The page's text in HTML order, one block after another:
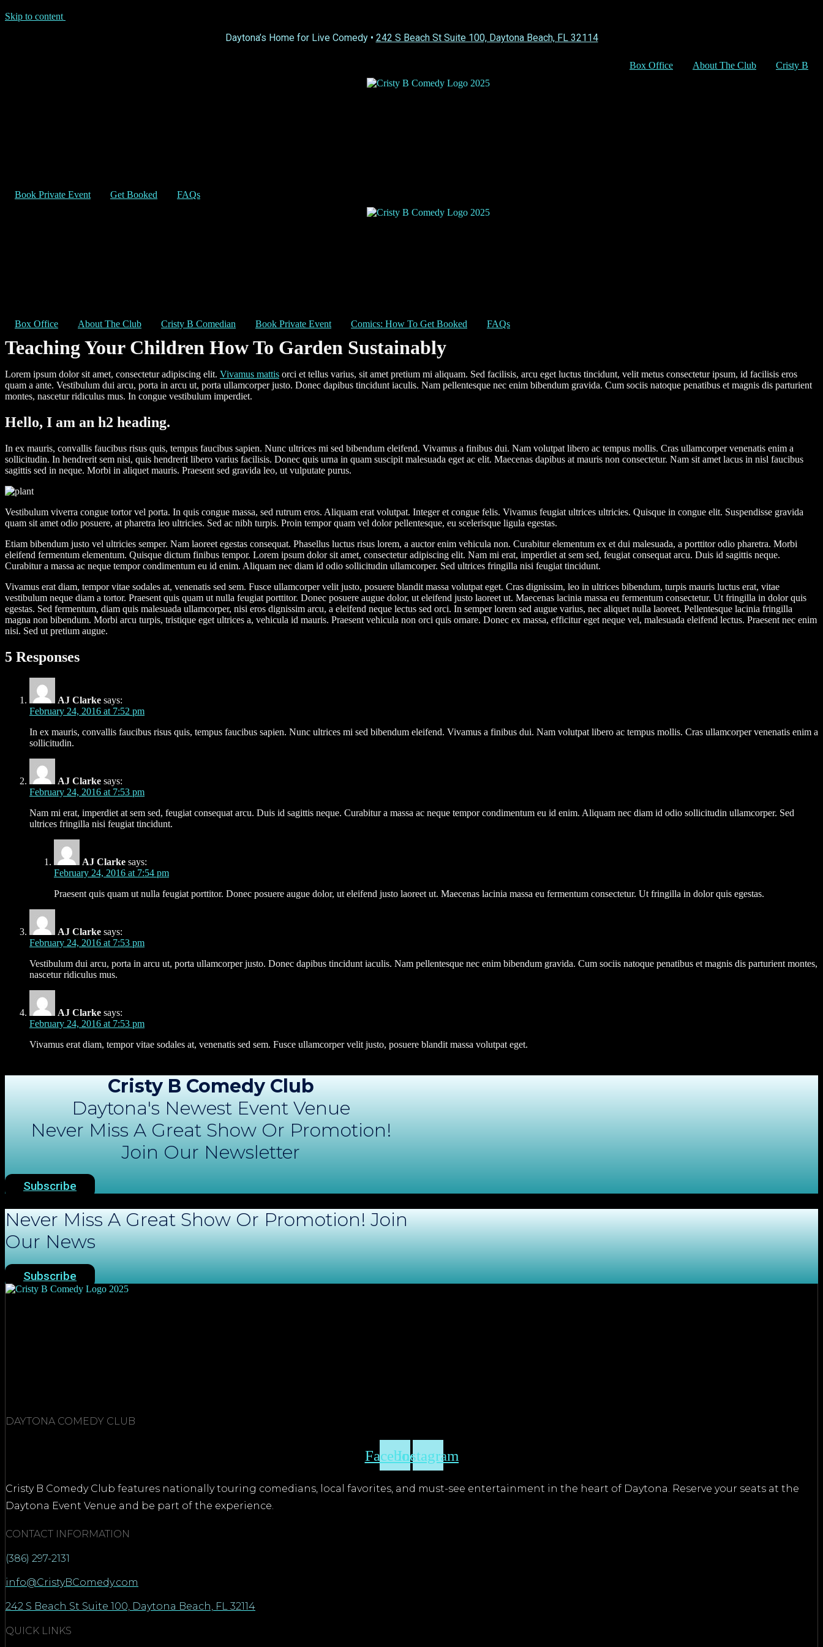
Skip to content
Daytona’s Home for Live Comedy • 242 S Beach St Suite 100, Daytona Beach, FL 32114
Box Office About The Club Cristy B
Book Private Event Get Booked FAQs
Box Office About The Club Cristy B Comedian Book Private Event Comics: How To Get Booked FAQs
Teaching Your Children How To Garden Sustainably
Lorem ipsum dolor sit amet, consectetur adipiscing elit. Vivamus mattis orci et tellus varius, sit amet pretium mi aliquam. Sed facilisis, arcu eget luctus tincidunt, velit metus consectetur ipsum, id facilisis eros
quam a ante. Vestibulum dui arcu, porta in arcu ut, porta ullamcorper justo. Donec dapibus tincidunt iaculis. Nam pellentesque nec enim bibendum gravida. Cum sociis natoque penatibus et magnis dis parturient
montes, nascetur ridiculus mus. In congue vestibulum imperdiet.
Hello, I am an h2 heading.
In ex mauris, convallis faucibus risus quis, tempus faucibus sapien. Nunc ultrices mi sed bibendum eleifend. Vivamus a finibus dui. Nam volutpat libero ac tempus mollis. Cras ullamcorper venenatis enim a
sollicitudin. In hendrerit sem nisi, quis hendrerit libero varius facilisis. Donec quis urna in quam suscipit malesuada eget ac elit. Maecenas dapibus at mauris non consectetur. Nam sit amet lacus in nisl faucibus
sagittis sed in neque. Morbi in aliquet mauris. Praesent sed gravida leo, ut vulputate purus.
Vestibulum viverra congue tortor vel porta. In quis congue massa, sed rutrum eros. Aliquam erat volutpat. Integer et congue felis. Vivamus feugiat ultrices ultricies. Quisque in congue elit. Suspendisse gravida
quam sit amet odio posuere, at pharetra leo ultricies. Sed ac nibh turpis. Proin tempor quam vel dolor pellentesque, eu scelerisque ligula egestas.
Etiam bibendum justo vel ultricies semper. Nam laoreet egestas consequat. Phasellus luctus risus lorem, a auctor enim vehicula non. Curabitur elementum ex et dui malesuada, a porttitor odio pharetra. Morbi
eleifend fermentum elementum. Quisque dictum finibus tempor. Lorem ipsum dolor sit amet, consectetur adipiscing elit. Nam mi erat, imperdiet at sem sed, feugiat consequat arcu. Duis id sagittis neque.
Curabitur a massa ac neque tempor condimentum eu id enim. Aliquam nec diam id odio sollicitudin ullamcorper. Sed ultrices fringilla nisi feugiat tincidunt.
Vivamus erat diam, tempor vitae sodales at, venenatis sed sem. Fusce ullamcorper velit justo, posuere blandit massa volutpat eget. Cras dignissim, leo in ultrices bibendum, turpis mauris luctus erat, vitae
vestibulum neque diam a tortor. Praesent quis quam ut nulla feugiat porttitor. Donec posuere augue dolor, ut eleifend justo laoreet ut. Maecenas lacinia massa eu fermentum consectetur. Ut fringilla in dolor quis
egestas. Sed fermentum, diam quis malesuada ullamcorper, nisi eros dignissim arcu, a eleifend neque lectus sed orci. In semper lorem sed augue varius, nec aliquet nulla laoreet. Pellentesque lacinia fringilla
magna non bibendum. Morbi arcu turpis, tristique eget ultrices a, vehicula id mauris. Praesent vehicula non orci quis ornare. Donec ex massa, efficitur eget neque vel, malesuada eleifend lectus. Praesent nec enim
nisi. Sed ut pretium augue.
5 Responses
AJ Clarke says:
February 24, 2016 at 7:52 pm
In ex mauris, convallis faucibus risus quis, tempus faucibus sapien. Nunc ultrices mi sed bibendum eleifend. Vivamus a finibus dui. Nam volutpat libero ac tempus mollis. Cras ullamcorper venenatis enim a
sollicitudin.
AJ Clarke says:
February 24, 2016 at 7:53 pm
Nam mi erat, imperdiet at sem sed, feugiat consequat arcu. Duis id sagittis neque. Curabitur a massa ac neque tempor condimentum eu id enim. Aliquam nec diam id odio sollicitudin ullamcorper. Sed
ultrices fringilla nisi feugiat tincidunt.
AJ Clarke says:
February 24, 2016 at 7:54 pm
Praesent quis quam ut nulla feugiat porttitor. Donec posuere augue dolor, ut eleifend justo laoreet ut. Maecenas lacinia massa eu fermentum consectetur. Ut fringilla in dolor quis egestas.
AJ Clarke says:
February 24, 2016 at 7:53 pm
Vestibulum dui arcu, porta in arcu ut, porta ullamcorper justo. Donec dapibus tincidunt iaculis. Nam pellentesque nec enim bibendum gravida. Cum sociis natoque penatibus et magnis dis parturient montes,
nascetur ridiculus mus.
AJ Clarke says:
February 24, 2016 at 7:53 pm
Vivamus erat diam, tempor vitae sodales at, venenatis sed sem. Fusce ullamcorper velit justo, posuere blandit massa volutpat eget.
Cristy B Comedy Club
Daytona's Newest Event Venue
Never Miss A Great Show Or Promotion!
Join Our Newsletter
Subscribe
Never Miss A Great Show Or Promotion! Join
Our News
Subscribe
DAYTONA COMEDY CLUB
FacebookInstagram
Cristy B Comedy Club features nationally touring comedians, local favorites, and must-see entertainment in the heart of Daytona. Reserve your seats at the
Daytona Event Venue and be part of the experience.
CONTACT INFORMATION
(386) 297-2131
info@CristyBComedy.com
242 S Beach St Suite 100, Daytona Beach, FL 32114
QUICK LINKS